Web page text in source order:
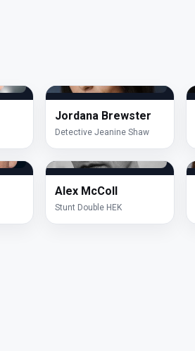
Jordana Brewster
Detective Jeanine Shaw
Alex McColl
Stunt Double HEK